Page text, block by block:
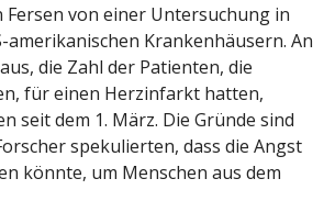
Fersen von einer Untersuchung in
amerikanischen Krankenhäusern. An
die Zahl der Patienten, die
für einen Herzinfarkt hatten,
seit dem 1. März. Die Gründe sind
spekulierten, dass die Angst
könnte, um Menschen aus dem